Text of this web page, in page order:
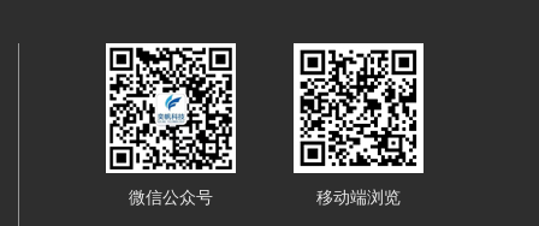
微信公众号 移动端浏览